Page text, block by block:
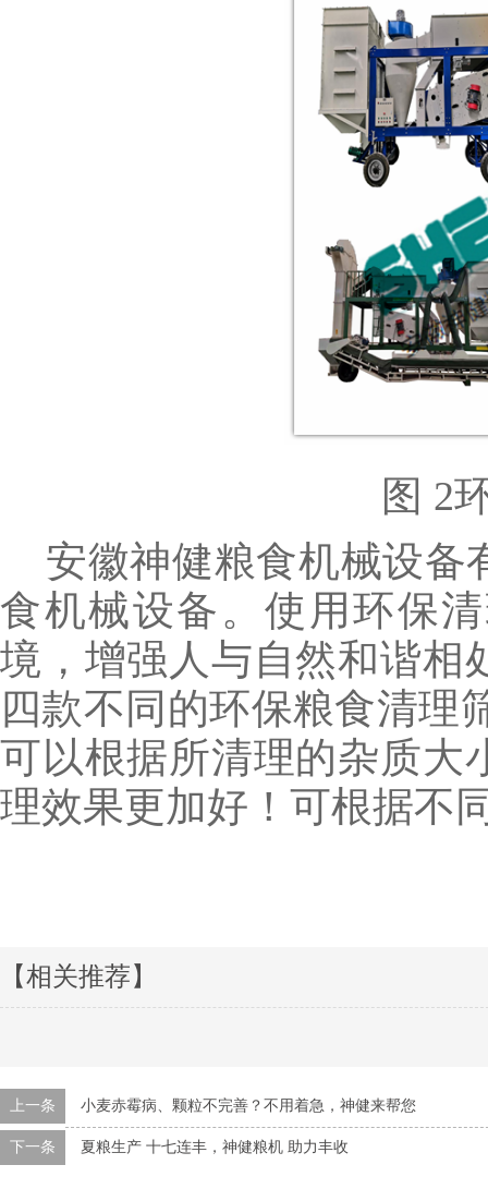
图 2
安徽神健粮食机械设备
食机械设备。使用环保
境，增强人与自然和谐相
四款不同的环保粮食清理
可以根据所清理的杂质大
理效果更加好 ！ 可根据不
【相关推荐】
上一条 小麦赤霉病、颗粒不完善？不用着急，神健来帮您
下一条 夏粮生产 十七连丰，神健粮机 助力丰收